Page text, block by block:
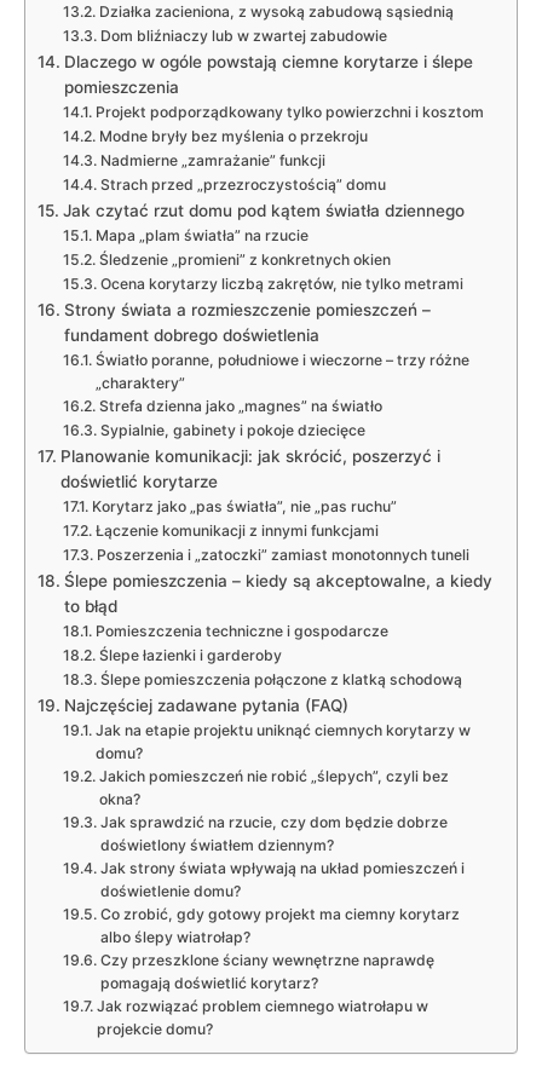
Działka zacieniona, z wysoką zabudową sąsiednią
Dom bliźniaczy lub w zwartej zabudowie
Dlaczego w ogóle powstają ciemne korytarze i ślepe
pomieszczenia
Projekt podporządkowany tylko powierzchni i kosztom
Modne bryły bez myślenia o przekroju
Nadmierne „zamrażanie” funkcji
Strach przed „przezroczystością” domu
Jak czytać rzut domu pod kątem światła dziennego
Mapa „plam światła” na rzucie
Śledzenie „promieni” z konkretnych okien
Ocena korytarzy liczbą zakrętów, nie tylko metrami
Strony świata a rozmieszczenie pomieszczeń –
fundament dobrego doświetlenia
Światło poranne, południowe i wieczorne – trzy różne
„charaktery”
Strefa dzienna jako „magnes” na światło
Sypialnie, gabinety i pokoje dziecięce
Planowanie komunikacji: jak skrócić, poszerzyć i
doświetlić korytarze
Korytarz jako „pas światła”, nie „pas ruchu”
Łączenie komunikacji z innymi funkcjami
Poszerzenia i „zatoczki” zamiast monotonnych tuneli
Ślepe pomieszczenia – kiedy są akceptowalne, a kiedy
to błąd
Pomieszczenia techniczne i gospodarcze
Ślepe łazienki i garderoby
Ślepe pomieszczenia połączone z klatką schodową
Najczęściej zadawane pytania (FAQ)
Jak na etapie projektu uniknąć ciemnych korytarzy w
domu?
Jakich pomieszczeń nie robić „ślepych”, czyli bez
okna?
Jak sprawdzić na rzucie, czy dom będzie dobrze
doświetlony światłem dziennym?
Jak strony świata wpływają na układ pomieszczeń i
doświetlenie domu?
Co zrobić, gdy gotowy projekt ma ciemny korytarz
albo ślepy wiatrołap?
Czy przeszklone ściany wewnętrzne naprawdę
pomagają doświetlić korytarz?
Jak rozwiązać problem ciemnego wiatrołapu w
projekcie domu?